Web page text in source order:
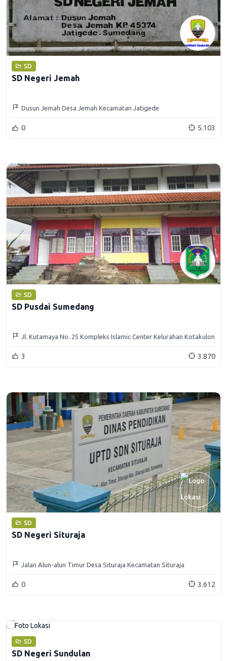
SD
SD Negeri Jemah
Dusun Jemah Desa Jemah Kecamatan Jatigede
0 5.103
SD
SD Pusdai Sumedang
Jl. Kutamaya No. 25 Kompleks Islamic Center Kelurahan Kotakulon
Kecamatan Sumedang Selatan
3 3.870
SD
SD Negeri Situraja
Jalan Alun-alun Timur Desa Situraja Kecamatan Situraja
Kabupaten Sumedang
0 3.612
SD
SD Negeri Sundulan